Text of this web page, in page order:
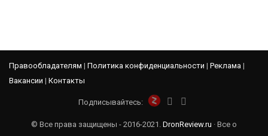
Правообладателям | Политика конфиденциальности | Реклама |
Вакансии | Контакты
Подписывайтесь:
© Все права защищены - 2016-2021. DronReview.ru · Все о